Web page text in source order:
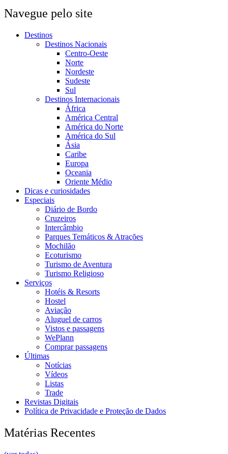
Navegue pelo site
Destinos
Destinos Nacionais
Centro-Oeste
Norte
Nordeste
Sudeste
Sul
Destinos Internacionais
África
América Central
América do Norte
América do Sul
Ásia
Caribe
Europa
Oceania
Oriente Médio
Dicas e curiosidades
Especiais
Diário de Bordo
Cruzeiros
Intercâmbio
Parques Temáticos & Atrações
Mochilão
Ecoturismo
Turismo de Aventura
Turismo Religioso
Serviços
Hotéis & Resorts
Hostel
Aviação
Aluguel de carros
Vistos e passagens
WePlann
Comprar passagens
Últimas
Notícias
Vídeos
Listas
Trade
Revistas Digitais
Política de Privacidade e Proteção de Dados
Matérias Recentes